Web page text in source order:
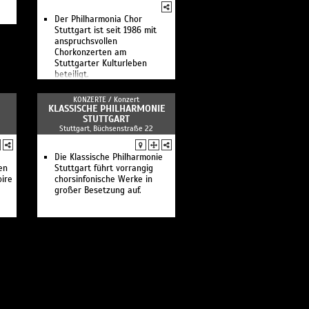
dirigiert Peter Tschaikowsky
Kammerkonzert: Werke von
Beethoven und Haydn
dirigiert Werke von
Beethoven, Strawinsky und
Strauss
Korngold und
Der Philharmonia Chor
Stuttgart ist seit 1986 mit
anspruchsvollen
Chorkonzerten am
Stuttgarter Kulturleben
beteiligt.
KONZERTE / Konzert
KLASSISCHE PHILHARMONIE
STUTTGART
Stuttgart, Büchsenstraße 22
Die Klassische Philharmonie
Stuttgart führt vorrangig
chorsinfonische Werke in
großer Besetzung auf.